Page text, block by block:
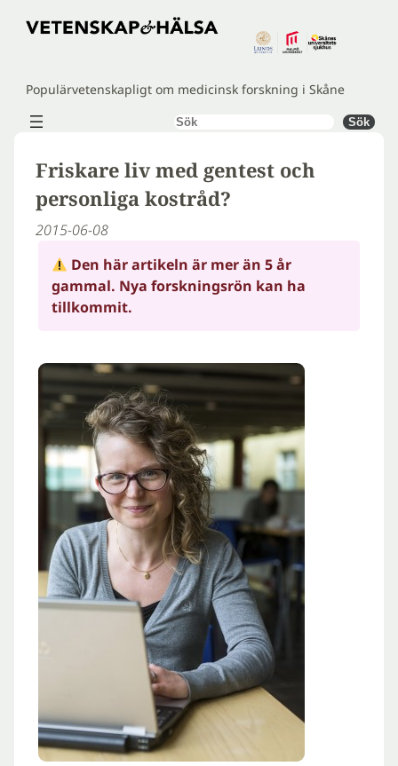
Hoppa
Populärvetenskapligt om medicinsk forskning i Skåne
Sök Sök
Friskare liv med gentest och
personliga kostråd?
2015-06-08
Den här artikeln är mer än 5 år
gammal. Nya forskningsrön kan ha
tillkommit.